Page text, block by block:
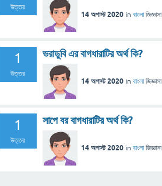
উত্তর
14 অগাস্ট 2020 in বাংলা জিজ্ঞাসা
1
উত্তর
ভরাডুবি এর বাগধারাটির অর্থ কি?
14 অগাস্ট 2020 in বাংলা জিজ্ঞাসা
1
উত্তর
সাপে বর বাগধারাটির অর্থ কি?
14 অগাস্ট 2020 in বাংলা জিজ্ঞাসা